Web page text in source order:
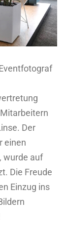
Der
einen
wurde auf
Die Freude
Einzug ins